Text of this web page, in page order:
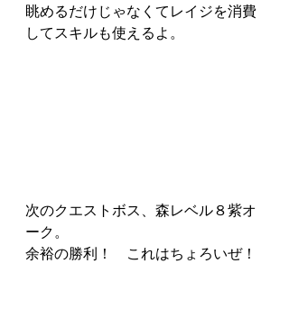
眺めるだけじゃなくてレイジを消費
してスキルも使えるよ。
次のクエストボス、森レベル８紫オ
ーク。
余裕の勝利！　これはちょろいぜ！